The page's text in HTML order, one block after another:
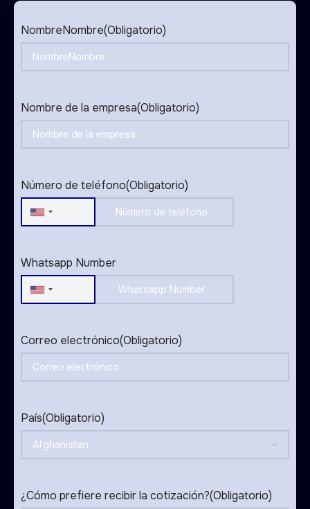
NombreNombre(Obligatorio)
Nombre de la empresa(Obligatorio)
Número de teléfono(Obligatorio)
United
Whatsapp Number
United
Correo electrónico(Obligatorio)
País(Obligatorio)
¿Cómo prefiere recibir la cotización?(Obligatorio)